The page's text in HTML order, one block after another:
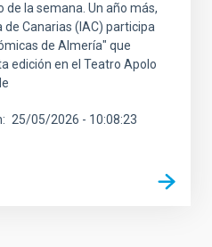
la semana. Un año más,
Canarias (IAC) participa
de Almería" que
edición en el Teatro Apolo
25/05/2026 - 10:08:23